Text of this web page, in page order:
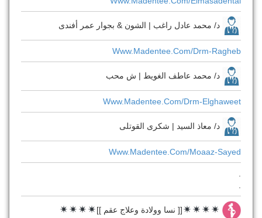
د/ محمد عادل راغب | الشون & بجوار عمر أفندى
Www.madentee.com/drm-Ragheb
د/ محمد عاطف الغويط | ش محب
Www.madentee.com/drm-Elghaweet
د/ معاذ السيد | شكرى القوتلى
Www.madentee.com/moaaz-Sayed
[[ نسا وولادة وعلاج عقم ]]